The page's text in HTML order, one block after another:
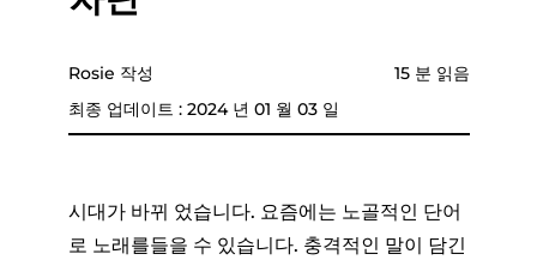
유튜브 뮤직 MP3
애플 뮤직에 MP3
스노에 MP3
어떻게
Rosie 작성
최종 업데이트 : 2024 년 01 월 03 일
15 분 읽음
시대가 바뀌 었습니다. 요즘에는 노골적인 단어
로 노래를들을 수 있습니다. 충격적인 말이 담긴